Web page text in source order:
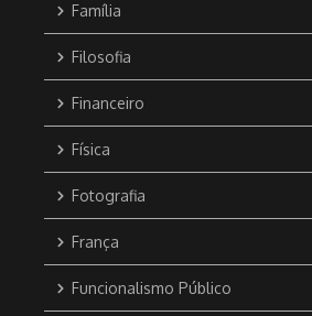
Família
Filosofia
Financeiro
Física
Fotografia
França
Funcionalismo Público